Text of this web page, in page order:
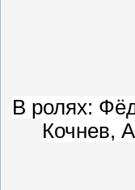
В ролях:
Кочнев,